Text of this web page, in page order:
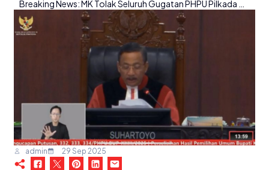
admin 29 Sep 2025